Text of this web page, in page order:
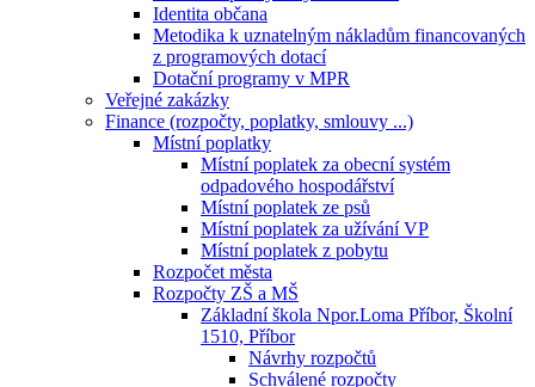
Identita občana
Metodika k uznatelným nákladům financovaných
z programových dotací
Dotační programy v MPR
Veřejné zakázky
Finance (rozpočty, poplatky, smlouvy ...)
Místní poplatky
Místní poplatek za obecní systém
odpadového hospodářství
Místní poplatek ze psů
Místní poplatek za užívání VP
Místní poplatek z pobytu
Rozpočet města
Rozpočty ZŠ a MŠ
Základní škola Npor.Loma Příbor, Školní
1510, Příbor
Návrhy rozpočtů
Schválené rozpočty